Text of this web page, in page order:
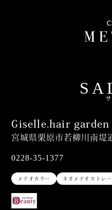
Giselle.hair garden
宮城県栗原市若柳川南堤
0228-35-1377
メテオカラー ネオメテオストレー